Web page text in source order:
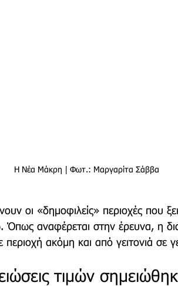
Η Νέα Μάκρη | Φωτ.: Μαργαρίτα Σάββα
οι «δημοφιλείς» περιοχές που
Όπως αναφέρεται στην έρευνα, η
ακόμη και από γειτονιά σε
τιμών